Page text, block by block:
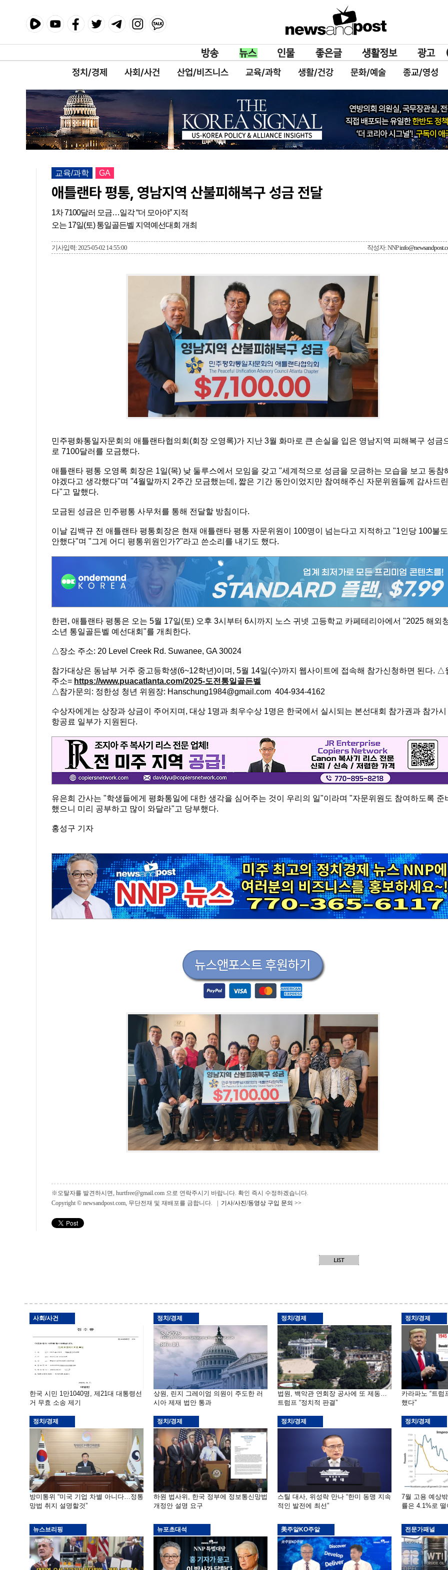
정치/경제 사회/사건 산업/비즈니스 교육/과학 생활/건강 문화/예술 종교/영성
교육/과학 GA
애틀랜타 평통, 영남지역 산불피해복구 성금 전달
1차 7100달러 모금…일각 “더 모아야” 지적
오는 17일(토) 통일골든벨 지역예선대회 개최
기사입력: 2025-05-02 14:55:00 작성자: NNP
민주평화통일자문회의 애틀랜타협의회(회장 오영록)가 지난 3월 화마로 큰 손실을 입은 영남지역 피해복구 성금
로 7100달러를 모금했다.
애틀랜타 평통 오영록 회장은 1일(목) 낮 둘루스에서 모임을 갖고 "세계적으로 성금을 모금하는 모습을 보고 동참
야겠다고 생각했다"며 "4월말까지 2주간 모금했는데, 짧은 기간 동안이었지만 참여해주신 자문위원들께 감사드린
다"고 말했다.
모금된 성금은 민주평통 사무처를 통해 전달할 방침이다.
이날 김백규 전 애틀랜타 평통회장은 현재 애틀랜타 평통 자문위원이 100명이 넘는다고 지적하고 "1인당 100불도
안했다"며 "그게 어디 평통위원인가?"라고 쓴소리를 내기도 했다.
한편, 애틀랜타 평통은 오는 5월 17일(토) 오후 3시부터 6시까지 노스 귀넷 고등학교 카페테리아에서 "2025 해외
소년 통일골든벨 예선대회"를 개최한다.
△장소 주소: 20 Level Creek Rd. Suwanee, GA 30024
참가대상은 동남부 거주 중고등학생(6~12학년)이며, 5월 14일(수)까지 웹사이트에 접속해 참가신청하면 된다. △
주소= https://www.puacatlanta.com/2025-도전통일골든벨
△참가문의: 정한성 청년 위원장: Hanschung1984@gmail.com 404-934-4162
수상자에게는 상장과 상금이 주어지며, 대상 1명과 최우수상 1명은 한국에서 실시되는 본선대회 참가권과 참가시
항공료 일부가 지원된다.
유은희 간사는 "학생들에게 평화통일에 대한 생각을 심어주는 것이 우리의 일"이라며 "자문위원도 참여하도록 준
했으니 미리 공부하고 많이 와달라"고 당부했다.
홍성구 기자
※오탈자를 발견하시면, hurtfree@gmail.com 으로 연락주시기 바랍니다. 확인 즉시 수정하겠습니다.
Copyright © newsandpost.com, 무단전재 및 재배포를 금합니다. | 기사/사진/동영상 구입 문의 >>
사회/사건
한국 시민 1만1040명, 제21대 대통령선
거 무효 소송 제기
정치/경제
상원, 린지 그레이엄 의원이 주도한 러
시아 제재 법안 통과
정치/경제
법원, 백악관 연회장 공사에 또 제동…
트럼프 “정치적 판결”
정치/경제
카라파노 “트럼
했다”
정치/경제
방미통위 “미국 기업 차별 아니다…정통
망법 취지 설명할것”
정치/경제
하원 법사위, 한국 정부에 정보통신망법
개정안 설명 요구
정치/경제
스틸 대사, 위성락 만나 “한미 동맹 지속
적인 발전에 최선”
정치/경제
7월 고용 예상
률은 4.1%로 떨
뉴스브리핑 뉴포초대석 美주알KO주알 전문가패널